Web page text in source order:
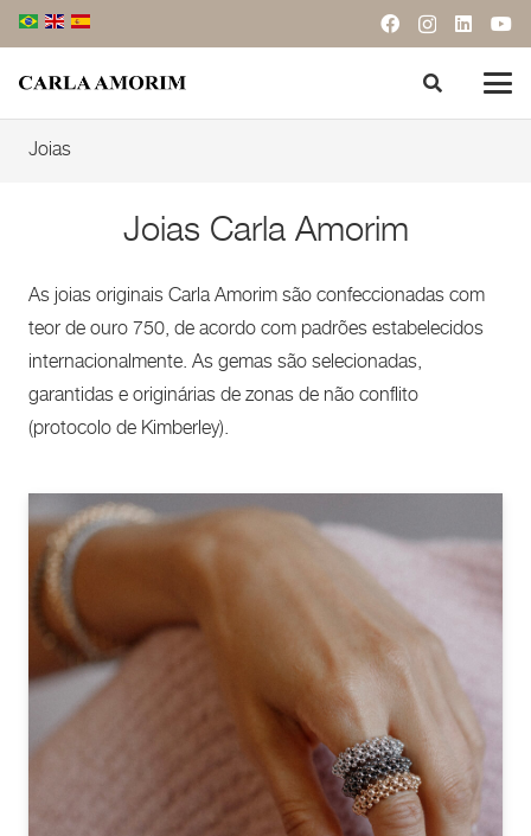
Joias
Joias Carla Amorim
As joias originais Carla Amorim são confeccionadas com
teor de ouro 750, de acordo com padrões estabelecidos
internacionalmente. As gemas são selecionadas,
garantidas e originárias de zonas de não conflito
(protocolo de Kimberley).